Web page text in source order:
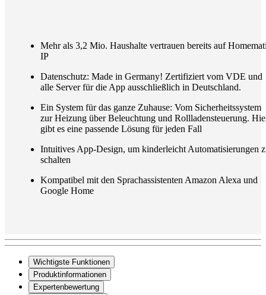
Mehr als 3,2 Mio. Haushalte vertrauen bereits auf
IP
Datenschutz: Made in Germany! Zertifiziert vom VDE und
alle Server für die App ausschließlich in Deutschland.
Ein System für das ganze Zuhause: Vom Sicherheitssystem
zur Heizung über Beleuchtung und Rollladensteuerung.
gibt es eine passende Lösung für jeden Fall
Intuitives App-Design, um kinderleicht Automatisierungen
schalten
Kompatibel mit den Sprachassistenten Amazon Alexa und
Google Home
Wichtigste Funktionen
Produktinformationen
Expertenbewertung